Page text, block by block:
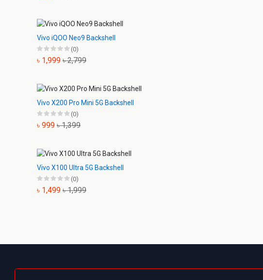
Vivo iQOO Neo9 Backshell
(0)
৳ 1,999 ৳ 2,799
Vivo X200 Pro Mini 5G Backshell
(0)
৳ 999 ৳ 1,399
Vivo X100 Ultra 5G Backshell
(0)
৳ 1,499 ৳ 1,999